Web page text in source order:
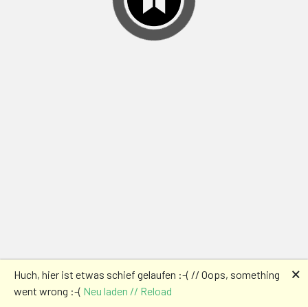
Huch, hier ist etwas schief gelaufen :-( // Oops, something
went wrong :-( Neu laden // Reload
🗙